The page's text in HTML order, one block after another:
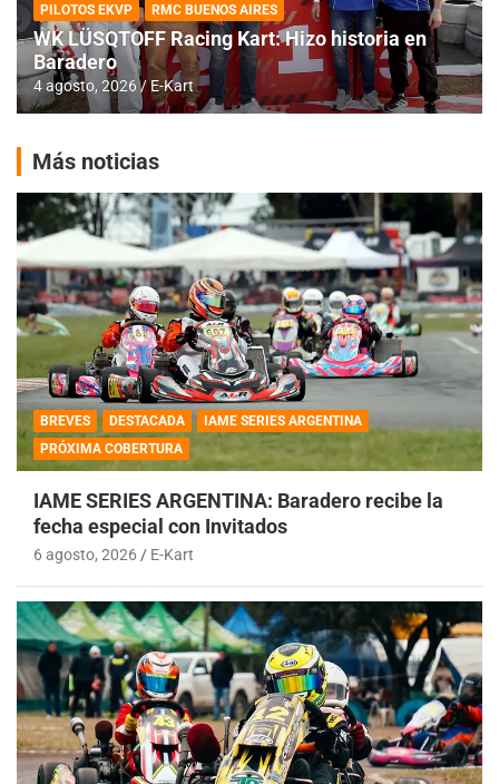
PILOTOS EKVP RMC BUENOS AIRES
WK LÜSQTOFF Racing Kart: Hizo historia en
Baradero
4 agosto, 2026 E-Kart
Más noticias
BREVES DESTACADA
IAME SERIES ARGENTINA
PRÓXIMA COBERTURA
IAME SERIES ARGENTINA: Baradero recibe la
fecha especial con Invitados
6 agosto, 2026 E-Kart